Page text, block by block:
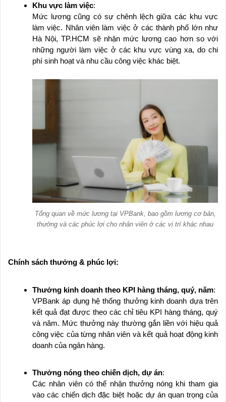
Khu vực làm việc:
Mức lương cũng có sự chênh lệch giữa các khu vực
làm việc. Nhân viên làm việc ở các thành phố lớn như
Hà Nội, TP.HCM sẽ nhận mức lương cao hơn so với
những người làm việc ở các khu vực vùng xa, do chi
phí sinh hoạt và nhu cầu công việc khác biệt.
Tổng quan về mức lương tại VPBank, bao gồm lương cơ bản,
thưởng và các phúc lợi cho nhân viên ở các vị trí khác nhau
Chính sách thưởng & phúc lợi:
Thưởng kinh doanh theo KPI hàng tháng, quý, năm:
VPBank áp dụng hệ thống thưởng kinh doanh dựa trên
kết quả đạt được theo các chỉ tiêu KPI hàng tháng, quý
và năm. Mức thưởng này thường gắn liền với hiệu quả
công việc của từng nhân viên và kết quả hoạt động kinh
doanh của ngân hàng.
Thưởng nóng theo chiến dịch, dự án:
Các nhân viên có thể nhận thưởng nóng khi tham gia
vào các chiến dịch đặc biệt hoặc dự án quan trọng của